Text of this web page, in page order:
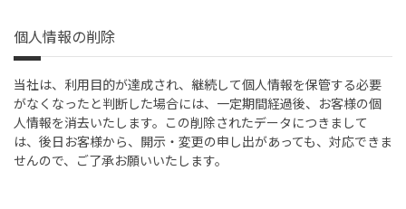
個人情報の削除
当社は、利用目的が達成され、継続して個人情報を保管する必要
がなくなったと判断した場合には、一定期間経過後、お客様の個
人情報を消去いたします。この削除されたデータにつきまして
は、後日お客様から、開示・変更の申し出があっても、対応できま
せんので、ご了承お願いいたします。